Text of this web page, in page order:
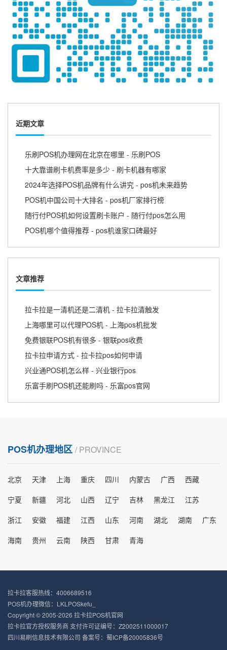
近期文章
乐刷POS机办理网在北京在哪里 - 乐刷POS
十大靠谱刷卡机费率是多少 - 刷卡机器有哪家
2024年选择POS机品牌有什么讲究 - pos机未来趋势
POS机中国公司十大排名 - pos机厂家排行榜
随行付POS机如何设置刷卡账户 - 随行付pos怎么用
POS机哪个值得推荐 - pos机谁家口碑最好
文章推荐
拉卡拉是一清机还是二清机 - 拉卡拉清触发
上海哪里可以代理POS机 - 上海pos机批发
免费银联POS机有很多 - 银联pos收费
拉卡拉申请方式 - 拉卡拉pos如何申请
兴业通POS机怎么样 - 兴业银行pos
乐富手刷POS机还能刷吗 - 乐富pos官网
POS机办理地区 / PROVINCE
北京 天津 上海 重庆 四川 内蒙古 广西
西藏
宁夏
新疆 河北 山西 辽宁 吉林 黑龙江
江苏
浙江
安徽 福建 江西 山东 河南 湖北 湖南
广东
海南
贵州 云南 陕西 甘肃 青海
拉卡拉客服热线：4006689516
POS机办理微信：LKLPOSkefu_
Copyright © 2005-2026 拉卡拉POS机官网
拉卡拉官方授权服务商 支付许可证编号：Z2002511000017
四川易刷信息技术有限公司 备案号： 蜀ICP备20005836号